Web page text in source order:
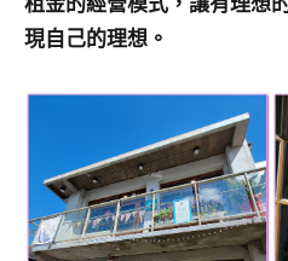
現自己的理想。